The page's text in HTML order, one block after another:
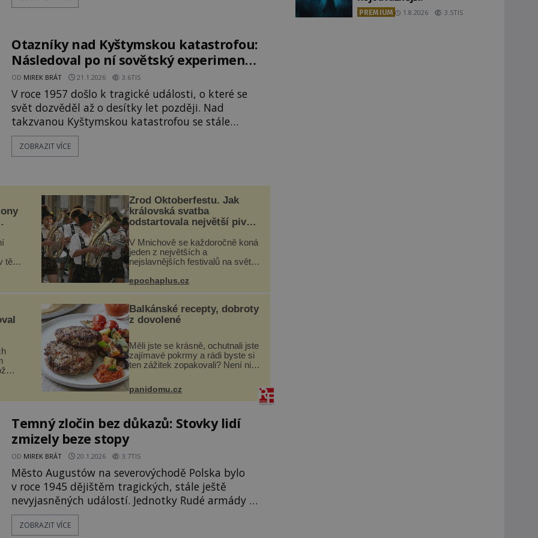
že Presley zemřel na následky s
Otazníky nad Kyštymskou katastrofou:
Následoval po ní sovětský experiment
na lidech?
OD MIREK BRÁT 21.1.2026 3.6TIS
V roce 1957 došlo k tragické události, o které se
svět dozvěděl až o desítky let později. Nad
takzvanou Kyštymskou katastrofou se stále
vznáší řada otazníků. Konspirační teorie spekulují
o tom, že vše nakonec vyústilo i v krutý
sovětském komplexu Majak, kde se zpracov
ZOBRAZIT VÍCE
těle.
Zrod Oktoberfestu. Jak
královská svatba
odstartovala největší pivní
V Mnichově se každoročně koná
jeden z největších a
nejslavnějších festivalů na světě
miliony návštěvníků, kteří si
vychutnávají pivo, tradiční jídlo a
epochaplus.cz
na
Balkánské recepty, dobroty
z dovolené
Měli jste se krásně, ochutnali jste
zajímavé pokrmy a rádi byste si
ten zážitek zopakovali? Není nic
Možná jste ji ochutnali na
dovolené v bývalé Jugoslávii, lze
ji vi...
panidomu.cz
Temný zločin bez důkazů: Stovky lidí
zmizely beze stopy
OD MIREK BRÁT 20.1.2026 3.7TIS
Město Augustów na severovýchodě Polska bylo
v roce 1945 dějištěm tragických, stále ještě
nevyjasněných událostí. Jednotky Rudé armády a
oddíly státní bezpečnosti NKVD uspořádaly
v tomto regionu doslova hon na odpůrce
ZOBRAZIT VÍCE
PREMIUM 1.8.2026 3.5TIS